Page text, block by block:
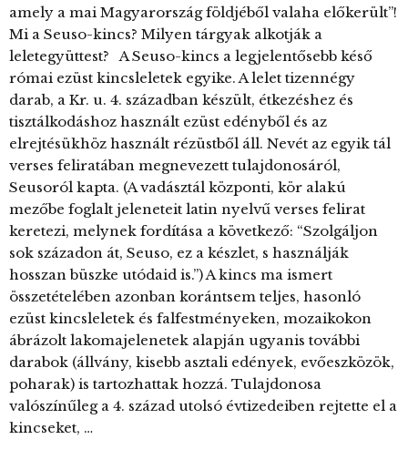
amely a mai Magyarország földjéből valaha előkerült”!
Mi a Seuso-kincs? Milyen tárgyak alkotják a
leletegyüttest? A Seuso-kincs a legjelentősebb késő
római ezüst kincsleletek egyike. A lelet tizennégy
darab, a Kr. u. 4. században készült, étkezéshez és
tisztálkodáshoz használt ezüst edényből és az
elrejtésükhöz használt rézüstből áll. Nevét az egyik tál
verses feliratában megnevezett tulajdonosáról,
Seusoról kapta. (A vadásztál központi, kör alakú
mezőbe foglalt jeleneteit latin nyelvű verses felirat
keretezi, melynek fordítása a következő: “Szolgáljon
sok századon át, Seuso, ez a készlet, s használják
hosszan büszke utódaid is.”) A kincs ma ismert
összetételében azonban korántsem teljes, hasonló
ezüst kincsleletek és falfestményeken, mozaikokon
ábrázolt lakomajelenetek alapján ugyanis további
darabok (állvány, kisebb asztali edények, evőeszközök,
poharak) is tartozhattak hozzá. Tulajdonosa
valószínűleg a 4. század utolsó évtizedeiben rejtette el a
kincseket, …